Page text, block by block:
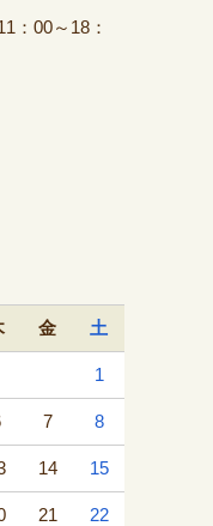
：00～18：
金 土
1
7 8
14 15
21 22